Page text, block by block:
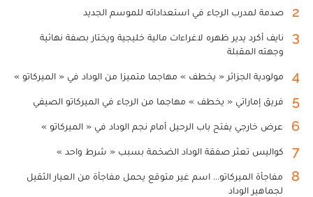
2 صدمة لمدرب الرجاء في استعداداته للموسم الجديد
3
نايف أكرد يدير ظهره لاغراءات مالية خليجية ويختار بصفة نهائية
وجهته المقبلة
4 مولودية الجزائر « يخطف » مهاجما متميزا من الوداد في « الميركاتو »
5 فريق إماراتي « يخطف » مهاجما من الرجاء في الميركاتو الصيفي
6 عرض خارجي يفتح باب الرحيل أمام نجم الوداد في « الميركاتو »
7 كواليس تعثر صفقة الوداد الضخمة بسبب « شرط واحد »
8
مفاجأة الميركاتو... اسم غير متوقع يحمل مفاجأة من العيار الثقيل
لجماهير الوداد